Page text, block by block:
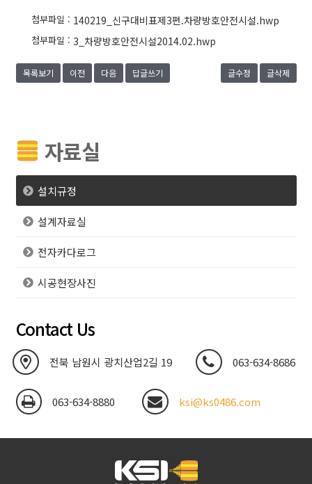
첨부파일 : 140219_신구대비표제3편.차량방호안전시설.hwp
첨부파일 : 3_차량방호안전시설2014.02.hwp
목록보기 이전 다음 답글쓰기 글수정 글삭제
자료실
설치규정
설계자료실
전자카다로그
시공현장사진
Contact Us
전북 남원시 광치산업2길 19 063-634-8686
063-634-8880 ksi@ks0486.com